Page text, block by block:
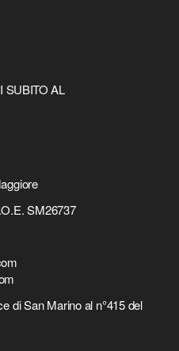
SUBITO AL
SM26737
di San Marino al n°415 del